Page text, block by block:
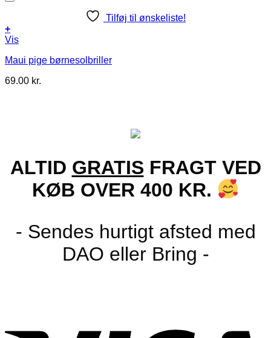
Tilføj til ønskeliste!
+
Vis
Maui pige børnesolbriller
69.00 kr.
ALTID GRATIS FRAGT VED
KØB OVER 400 KR.
- Sendes hurtigt afsted med
DAO eller Bring -